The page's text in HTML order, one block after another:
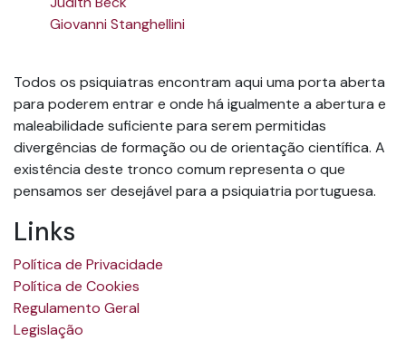
Giovanni Stanghellini
Todos os psiquiatras encontram aqui uma porta aberta
para poderem entrar e onde há igualmente a abertura e
maleabilidade suficiente para serem permitidas
divergências de formação ou de orientação científica. A
existência deste tronco comum representa o que
pensamos ser desejável para a psiquiatria portuguesa.
Links
Política de Privacidade
Política de Cookies
Regulamento Geral
Legislação